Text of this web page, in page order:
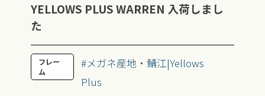
YELLOWS PLUS WARREN 入荷しまし
た
フレー
ム
#メガネ産地・鯖江|Yellows
Plus